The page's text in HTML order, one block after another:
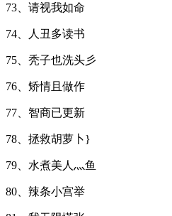
73、请视我如命
74、人丑多读书
75、秃子也洗头彡
76、矫情且做作
77、智商已更新
78、拯救胡萝卜}
79、水煮美人灬鱼
80、辣条小宫举